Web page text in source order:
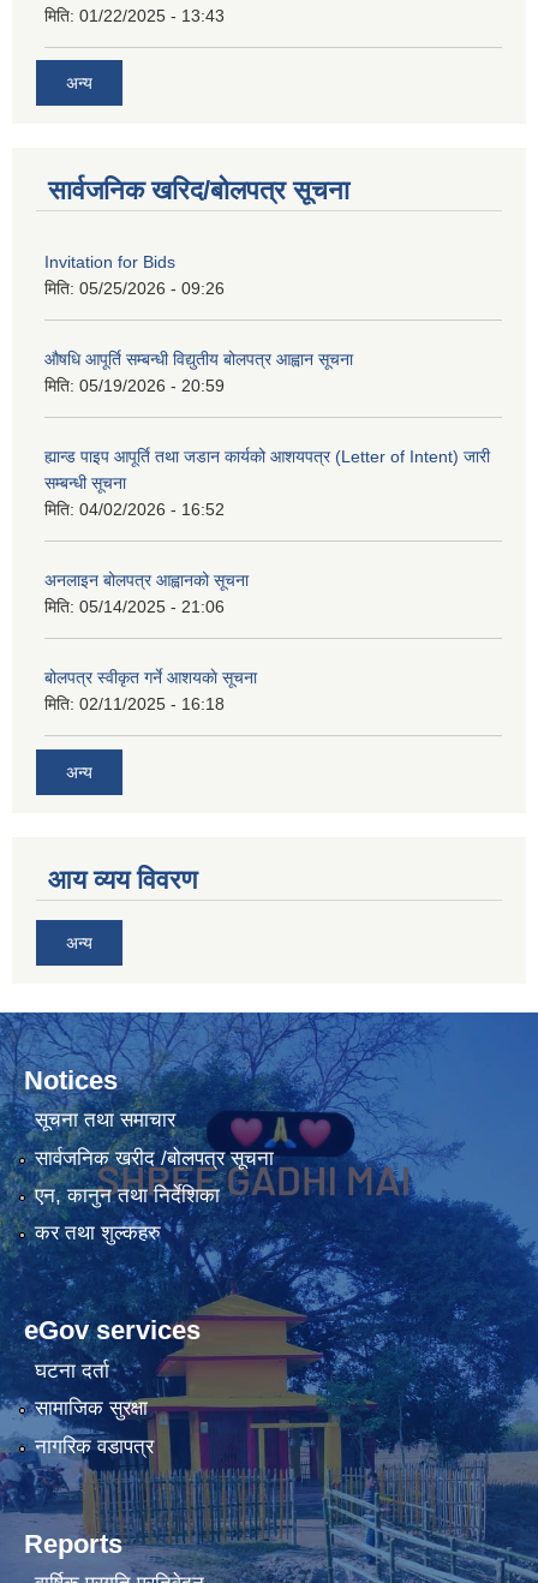
मिति: 01/22/2025 - 13:43
अन्य
सार्वजनिक खरिद/बोलपत्र सूचना
Invitation for Bids
मिति: 05/25/2026 - 09:26
औषधि आपूर्ति सम्बन्धी विद्युतीय बोलपत्र आह्वान सूचना
मिति: 05/19/2026 - 20:59
ह्यान्ड पाइप आपूर्ति तथा जडान कार्यको आशयपत्र (Letter of Intent) जारी
सम्बन्धी सूचना
मिति: 04/02/2026 - 16:52
अनलाइन बोलपत्र आह्वानको सूचना
मिति: 05/14/2025 - 21:06
बोलपत्र स्वीकृत गर्ने आशयकाे सूचना
मिति: 02/11/2025 - 16:18
अन्य
आय व्यय विवरण
अन्य
Notices
सूचना तथा समाचार
सार्वजनिक खरीद /बोलपत्र सूचना
एन, कानुन तथा निर्देशिका
कर तथा शुल्कहरु
eGov services
घटना दर्ता
सामाजिक सुरक्षा
नागरिक वडापत्र
Reports